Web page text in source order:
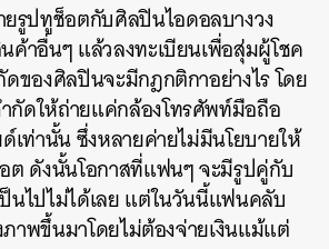
ยรูปทูช็อตกับศิลปินไอดอลบางวง
าอื่นๆ แล้วลงทะเบียนเพื่อสุ่มผู้โชค
ของศิลปินจะมีกฎกติกาอย่างไร โดย
กัดให้ถ่ายแค่กล้องโทรศัพท์มือถือ
เท่านั้น ซึ่งหลายค่ายไม่มีนโยบายให้
ต ดังนั้นโอกาสที่แฟนๆ จะมีรูปคู่กับ
นไปไม่ได้เลย แต่ในวันนี้แฟนคลับ
ภาพขึ้นมาโดยไม่ต้องจ่ายเงินแม้แต่